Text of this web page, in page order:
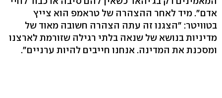
אדם". מיד לאחר ההצהרה של טראמפ הוא צייץ
בטוויטר: "הצגנו זה עתה הצהרה חשובה מאוד של
מדיניות בנושא של שנאה בלתי רגילה שזורמת לארצנו
ומסכנת את המדינה. אנחנו חייבים להיות ערניים".